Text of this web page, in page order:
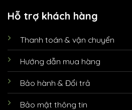
Hỗ trợ khách hàng
Thanh toán & vận chuyển
Hướng dẫn mua hàng
Bảo hành & Đổi trả
Bảo mật thông tin